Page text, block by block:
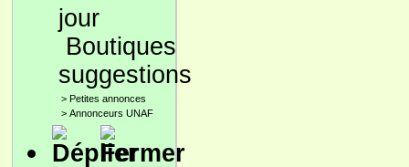
Boutiques
suggestions
> Petites annonces
> Annonceurs UNAF